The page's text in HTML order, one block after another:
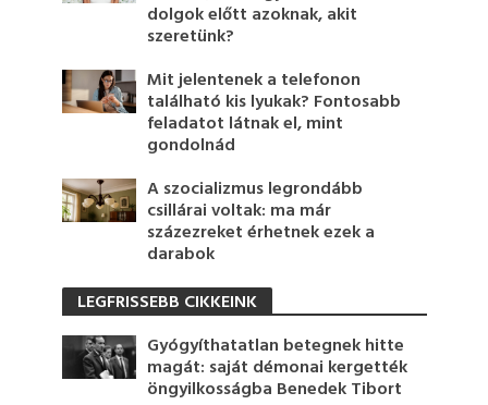
dolgok előtt azoknak, akit
szeretünk?
Mit jelentenek a telefonon
található kis lyukak? Fontosabb
feladatot látnak el, mint
gondolnád
A szocializmus legrondább
csillárai voltak: ma már
százezreket érhetnek ezek a
darabok
LEGFRISSEBB CIKKEINK
Gyógyíthatatlan betegnek hitte
magát: saját démonai kergették
öngyilkosságba Benedek Tibort